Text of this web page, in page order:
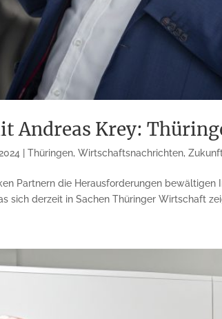
Andreas Krey:
|Thüringen,Wirtschaftsnachrichten,
Partnern die Herausforderungen
sich derzeit in Sachen Thüringer Wirtschaft